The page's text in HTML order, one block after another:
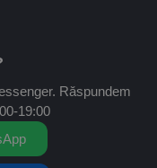
Răspundem
19:00